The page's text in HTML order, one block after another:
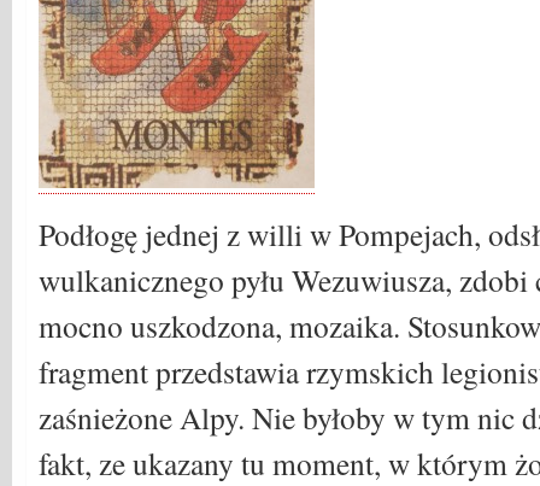
Podłogę jednej z willi w Pompejach,
wulkanicznego pyłu Wezuwiusza, zdobi
mocno uszkodzona, mozaika.
fragment przedstawia rzymskich
zaśnieżone Alpy. Nie byłoby w tym nic
fakt, ze ukazany tu moment, w którym